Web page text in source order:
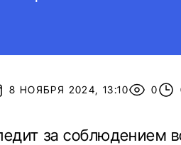
8 НОЯБРЯ 2024, 13:10 0
за соблюдением